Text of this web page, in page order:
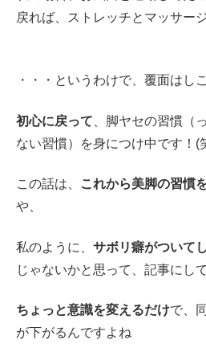
戻れば、ストレッチとマッサー
・・・というわけで、覆面はしこ
初心に戻って 、脚ヤセの習慣（
ない習慣）を身につけ中です！(
この話は、
これから美脚の習慣
や、
私のように、 サボリ癖がついて
じゃないかと思って、記事にし
ちょっと意識を変えるだけで、
が下がるんですよね